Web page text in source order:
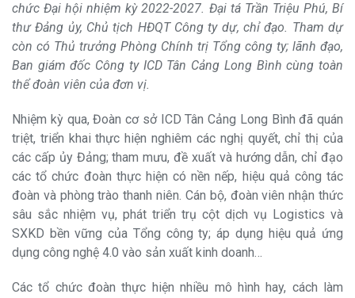
chức Đại hội nhiệm kỳ 2022-2027. Đại tá Trần Triệu Phú, Bí
thư Đảng ủy, Chủ tịch HĐQT Công ty dự, chỉ đạo. Tham dự
còn có Thủ trưởng Phòng Chính trị Tổng công ty; lãnh đạo,
Ban giám đốc Công ty ICD Tân Cảng Long Bình cùng toàn
thể đoàn viên của đơn vị.
Nhiệm kỳ qua, Đoàn cơ sở ICD Tân Cảng Long Bình đã quán
triệt, triển khai thực hiện nghiêm các nghị quyết, chỉ thị của
các cấp ủy Đảng; tham mưu, đề xuất và hướng dẫn, chỉ đạo
các tổ chức đoàn thực hiện có nền nếp, hiệu quả công tác
đoàn và phòng trào thanh niên. Cán bộ, đoàn viên nhận thức
sâu sắc nhiệm vụ, phát triển trụ cột dịch vụ Logistics và
SXKD bền vững của Tổng công ty; áp dụng hiệu quả ứng
dụng công nghệ 4.0 vào sản xuất kinh doanh…
Các tổ chức đoàn thực hiện nhiều mô hình hay, cách làm